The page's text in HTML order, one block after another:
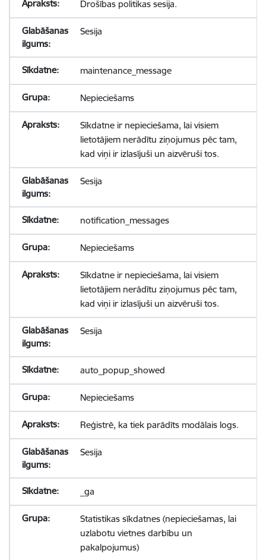
Drošības politikas sesija.
Sesija
maintenance_message
Nepieciešams
Sīkdatne ir nepieciešama, lai visiem
lietotājiem nerādītu ziņojumus pēc tam,
kad viņi ir izlasījuši un aizvēruši tos.
Sesija
notification_messages
Nepieciešams
Sīkdatne ir nepieciešama, lai visiem
lietotājiem nerādītu ziņojumus pēc tam,
kad viņi ir izlasījuši un aizvēruši tos.
Sesija
auto_popup_showed
Nepieciešams
Reģistrē, ka tiek parādīts modālais logs.
Sesija
_ga
Statistikas sīkdatnes (nepieciešamas, lai
uzlabotu vietnes darbību un
pakalpojumus)